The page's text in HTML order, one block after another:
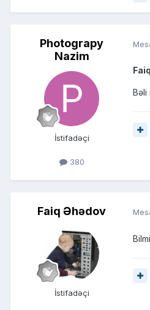
Photograpy
Nazim
İstifadəçi
380
Bəli
Faiq Əhədov
İstifadəçi